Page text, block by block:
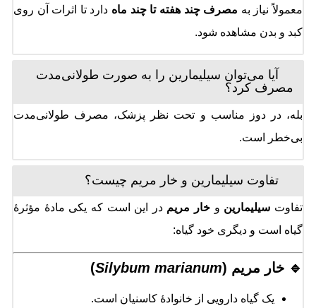
معمولاً نیاز به مصرف چند هفته تا چند ماه دارد تا اثرات آن روی
کبد و بدن مشاهده شود.
آیا می‌توان سیلیمارین را به صورت طولانی‌مدت
مصرف کرد؟
بله، در دوز مناسب و تحت نظر پزشک، مصرف طولانی‌مدت
بی‌خطر است.
تفاوت سیلیمارین و خار مریم چیست؟
تفاوت سیلیمارین و خار مریم در این است که یکی مادهٔ مؤثرهٔ
گیاه است و دیگری خود گیاه:
🔹 خار مریم (Silybum marianum
)
یک گیاه دارویی از خانوادهٔ کاسنیان است.